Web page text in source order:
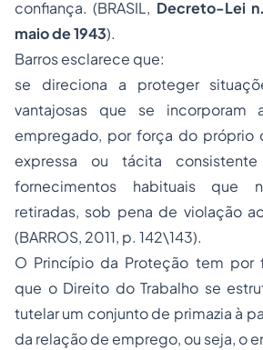
confiança. (BRASIL, Decreto-Lei
maio de 1943).
Barros esclarece que:
se direciona a proteger
vantajosas que se incorporam
empregado, por força do próprio
expressa ou tácita
fornecimentos habituais que
retiradas, sob pena de violação
(BARROS, 2011, p. 142\143).
O Princípio da Proteção tem por
que o Direito do Trabalho se
tutelar um conjunto de primazia à
da relação de emprego, ou seja, o